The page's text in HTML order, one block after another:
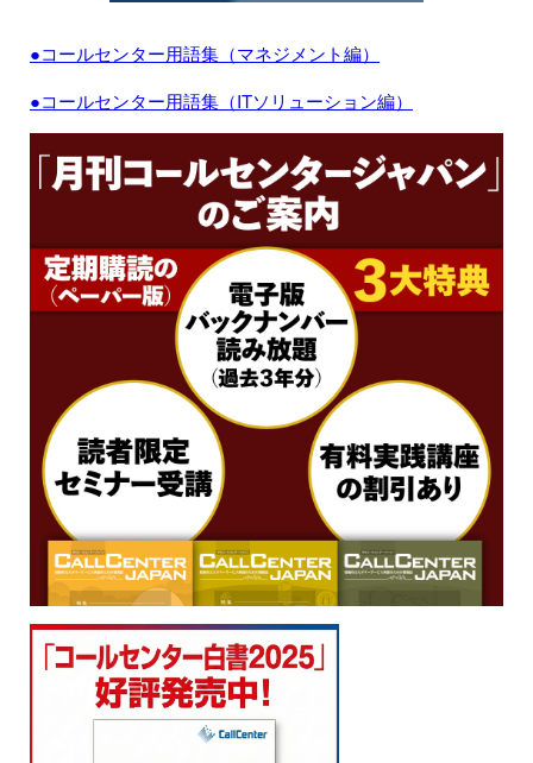
●コールセンター用語集（マネジメント編）
●コールセンター用語集（ITソリューション編）